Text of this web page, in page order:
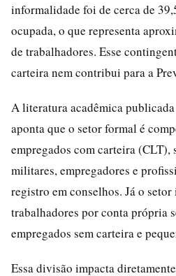
informalidade foi de cerca de
ocupada, o que representa
de trabalhadores. Esse
carteira nem contribui para a
A literatura acadêmica
aponta que o setor formal é
empregados com carteira
militares, empregadores e
registro em conselhos. Já o
trabalhadores por conta própria
empregados sem carteira e
Essa divisão impacta